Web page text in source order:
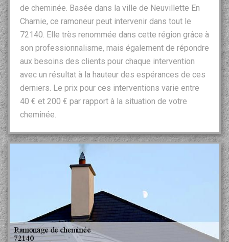
de cheminée. Basée dans la ville de Neuvillette En
Charnie, ce ramoneur peut intervenir dans tout le
72140. Elle très renommée dans cette région grâce à
son professionnalisme, mais également de répondre
aux besoins des clients pour chaque intervention
avec un résultat à la hauteur des espérances de ces
derniers. Le prix pour ces interventions varie entre
40 € et 200 € par rapport à la situation de votre
cheminée.